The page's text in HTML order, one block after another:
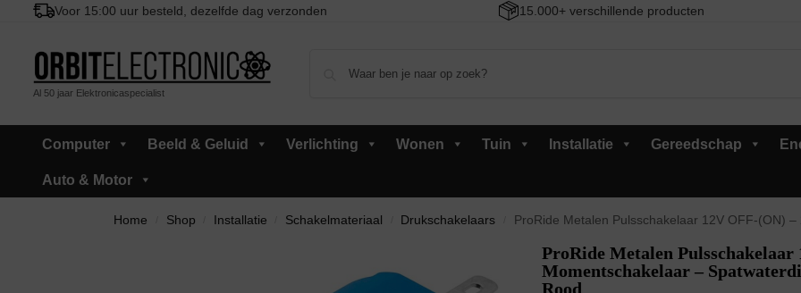
Voor 15:00 uur besteld, dezelfde dag verzonden 15.000+ verschillende producten
Al 50 jaar Elektronicaspecialist
Computer Beeld & Geluid Verlichting Wonen Tuin Installatie Gereedschap
Auto & Motor
Home Shop Installatie Schakelmateriaal Drukschakelaars ProRide Metalen Pulsschakelaar 12V OFF-(ON) – 22mm –
ProRide Metalen
Momentschakelaar –
Rood